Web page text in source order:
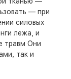
— при
силовых
лежа, и
травм Они
так и